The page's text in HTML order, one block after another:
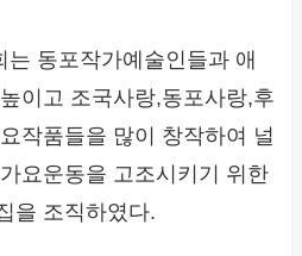
는 동포작가예술인들과 애
이고 조국사랑,동포사랑,후
작품들을 많이 창작하여 널
요운동을 고조시키기 위한
을 조직하였다.